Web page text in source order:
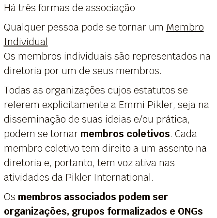
Há três formas de associação
Qualquer pessoa pode se tornar um Membro
Individual
Os membros individuais são representados na
diretoria por um de seus membros.
Todas as organizações cujos estatutos se
referem explicitamente a Emmi Pikler, seja na
disseminação de suas ideias e/ou prática,
podem se tornar membros coletivos. Cada
membro coletivo tem direito a um assento na
diretoria e, portanto, tem voz ativa nas
atividades da Pikler International.
Os membros associados podem ser
organizações, grupos formalizados e ONGs